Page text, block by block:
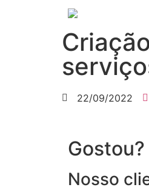
22/09/2022
Gostou?
Nosso